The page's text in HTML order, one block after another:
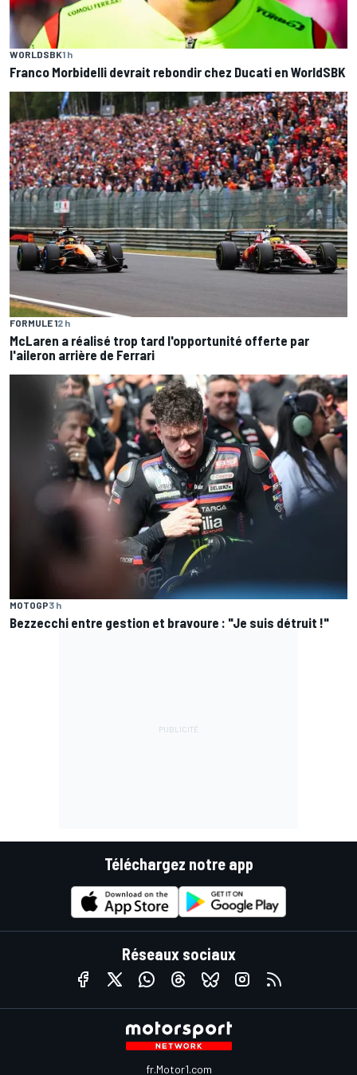
WORLDSBK1 h
Franco Morbidelli devrait rebondir chez Ducati en WorldSBK
FORMULE 12 h
McLaren a réalisé trop tard l'opportunité offerte par
l'aileron arrière de Ferrari
MOTOGP3 h
Bezzecchi entre gestion et bravoure : "Je suis détruit !"
Téléchargez notre app
Réseaux sociaux
fr.Motor1.com